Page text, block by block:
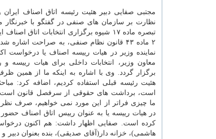
مجتبی صفایی دبیر هئیت رئیسه اتاق اصناف
نظارت بر سازمان های صنفی در گفتگو با خبرنگار
تبصره ماده ۱۷ شیوه برگزاری انتخابات اتاق
۲ ماده ۴۳ قانون نظام صنفی، به صراحت اشاره
نماینده وزیر در هیات رییسه اصناف یا درخواست
معاون وزیر، انتخابات داخلی برای هیات رییسه
برگزار گردد. وی با اشاره به اینكه ما از همین
هئیت رئیسه قبلی استفاده كردیم، اضافه كرد:
است، برداشت های حقوقی از سرفصل قانون
ما چیزی فراتر از این مورد نمی خواهیم، صرف
در هیات رییسه یا به عنوان رییس اتاق اصناف
كرده است. صفایی اظهار داشت: هم اكنون
هاشمی)، خزانه دار(آقای صدیقی)، بنده بعنوان